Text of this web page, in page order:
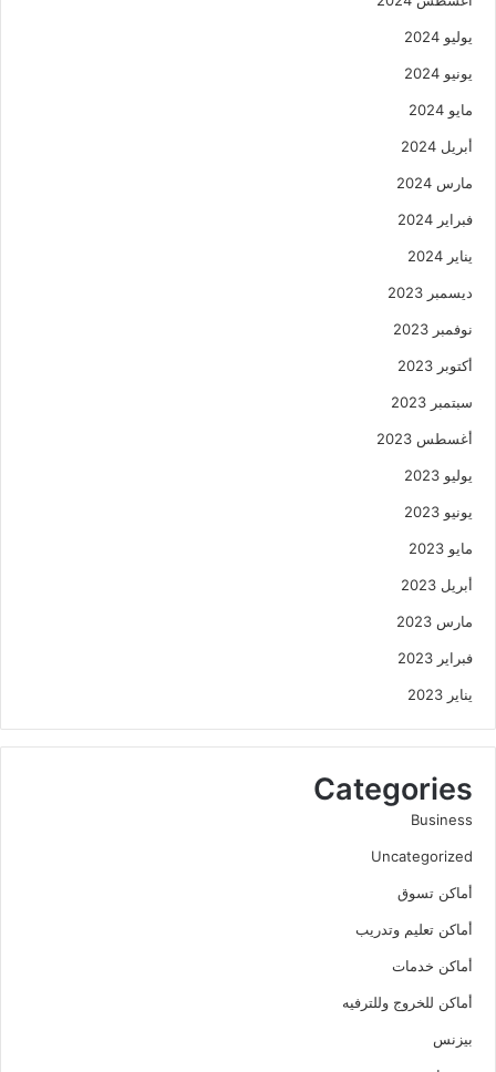
يوليو 2024
يونيو 2024
مايو 2024
أبريل 2024
مارس 2024
فبراير 2024
يناير 2024
ديسمبر 2023
نوفمبر 2023
أكتوبر 2023
سبتمبر 2023
أغسطس 2023
يوليو 2023
يونيو 2023
مايو 2023
أبريل 2023
مارس 2023
فبراير 2023
يناير 2023
Categories
Business
Uncategorized
أماكن تسوق
أماكن تعليم وتدريب
أماكن خدمات
أماكن للخروج وللترفيه
بيزنس